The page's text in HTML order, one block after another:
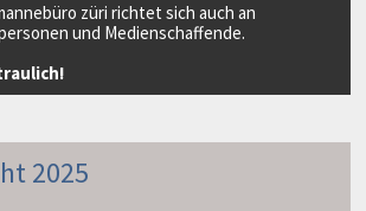
züri richtet sich auch an
und Medienschaffende.
2025